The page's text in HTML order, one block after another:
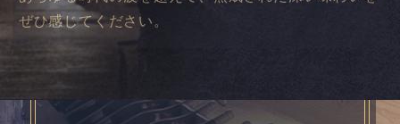
ぜひ感じてください。